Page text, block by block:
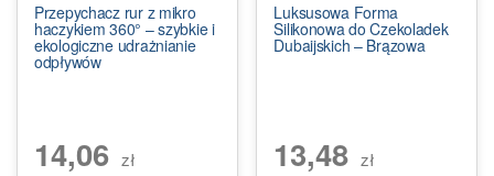
Przepychacz rur z mikro
haczykiem 360° – szybkie i
ekologiczne udrażnianie
odpływów
14,06 zł
Luksusowa Forma
Silikonowa do Czekoladek
Dubaijskich – Brązowa
13,48 zł